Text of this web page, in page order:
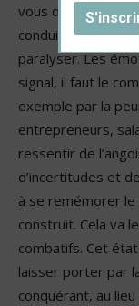
vous devez savoir
conduire par elles.
paralyser. Les
signal, il faut le
exemple par la
entrepreneurs,
ressentir de
d’incertitudes et
à se remémorer le
construit. Cela va
combatifs. Cet
laisser porter par
conquérant, au